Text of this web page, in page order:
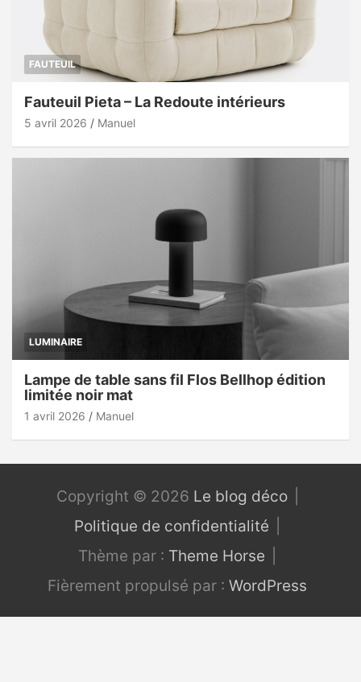
FAUTEUIL
Fauteuil Pieta – La Redoute intérieurs
5 avril 2026 Manuel
LUMINAIRE
Lampe de table sans fil Flos Bellhop édition
limitée noir mat
1 avril 2026 Manuel
Copyright © 2026 Le blog déco
Politique de confidentialité
Thème par : Theme Horse
Fièrement propulsé par : WordPress